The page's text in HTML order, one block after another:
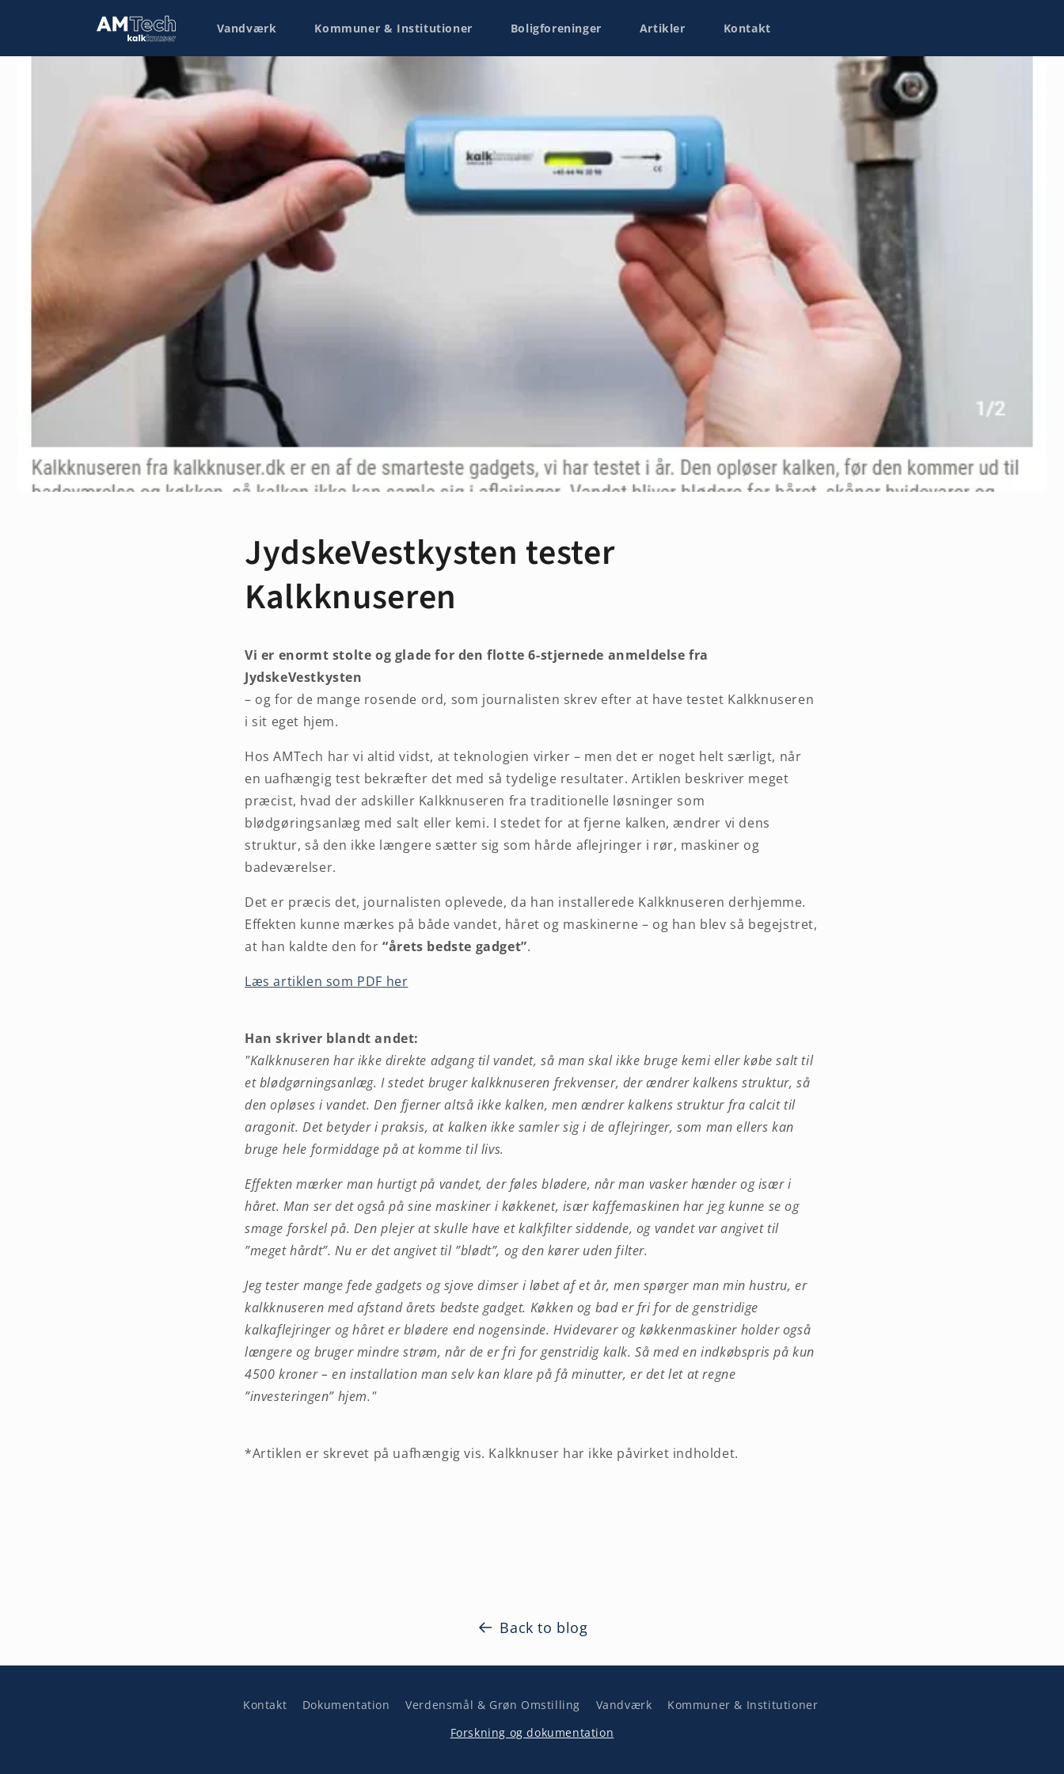
Vandværk Kommuner & Institutioner Boligforeninger Artikler Kontakt
JydskeVestkysten tester
Kalkknuseren
Vi er enormt stolte og glade for den flotte6-stjernede anmeldelse fra
JydskeVestkysten
– og for de mange rosende ord, som journalisten skrev efter at have testet Kalkknuseren
i sit eget hjem.
Hos AMTech har vi altid vidst, at teknologien virker – men det er noget helt særligt, når
en uafhængig test bekræfter det med så tydelige resultater. Artiklen beskriver meget
præcist, hvad der adskiller Kalkknuseren fra traditionelle løsninger som
blødgøringsanlæg med salt eller kemi. I stedet for at fjerne kalken, ændrer vi dens
struktur, så den ikke længere sætter sig som hårde aflejringer i rør, maskiner og
badeværelser.
Det er præcis det, journalisten oplevede, da han installerede Kalkknuseren derhjemme.
Effekten kunne mærkes på både vandet, håret og maskinerne – og han blev så begejstret,
at han kaldte den for“årets bedste gadget”.
Læs artiklen som PDF her
Han skriver blandt andet:
"Kalkknuseren har ikke direkte adgang til vandet, så man skal ikke bruge kemi eller købe salt til
et blødgørningsanlæg. I stedet bruger kalkknuseren frekvenser, der ændrer kalkens struktur, så
den opløses i vandet. Den fjerner altså ikke kalken, men ændrer kalkens struktur fra calcit til
aragonit. Det betyder i praksis, at kalken ikke samler sig i de aflejringer, som man ellers kan
bruge hele formiddage på at komme til livs.
Effekten mærker man hurtigt på vandet, der føles blødere, når man vasker hænder og især i
håret. Man ser det også på sine maskiner i køkkenet, især kaffemaskinen har jeg kunne se og
smage forskel på. Den plejer at skulle have et kalkfilter siddende, og vandet var angivet til
”meget hårdt”. Nu er det angivet til ”blødt”, og den kører uden filter.
Jeg tester mange fede gadgets og sjove dimser i løbet af et år, men spørger man min hustru, er
kalkknuseren med afstand årets bedste gadget. Køkken og bad er fri for de genstridige
kalkaflejringer og håret er blødere end nogensinde. Hvidevarer og køkkenmaskiner holder også
længere og bruger mindre strøm, når de er fri for genstridig kalk. Så med en indkøbspris på kun
4500 kroner – en installation man selv kan klare på få minutter, er det let at regne
”investeringen” hjem."
*Artiklen er skrevet på uafhængig vis. Kalkknuser har ikke påvirket indholdet.
Back to blog
Kontakt Dokumentation Verdensmål & Grøn Omstilling Vandværk
Kommuner & Institutioner
Forskning og dokumentation